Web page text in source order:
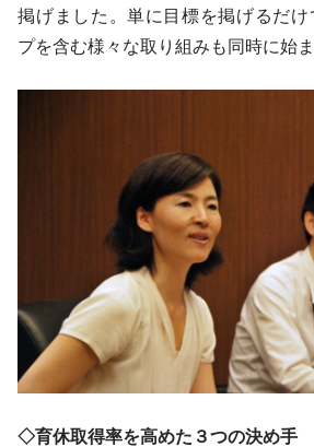
掲げました。単に目標を掲げるだ
プを含む様々な取り組みも同時に始ま
◇育休取得率を高めた３つの決め手